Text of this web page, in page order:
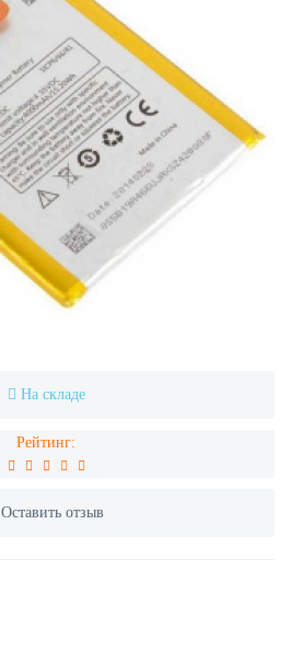
На складе
Рейтинг:
Оставить отзыв